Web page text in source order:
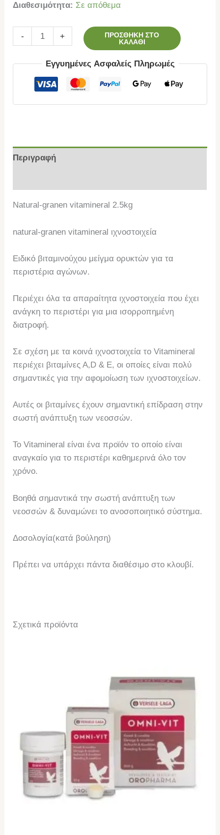
Διαθεσιμότητα: Σε απόθεμα
- +
ΠΡΟΣΘΉΚΗ ΣΤΟ
ΚΑΛΆΘΙ
Εγγυημένες Ασφαλείς Πληρωμές
Περιγραφή
Natural-granen vitamineral 2.5kg
natural-granen vitamineral ιχνοστοιχεία
Ειδικό βιταμινούχου μείγμα ορυκτών για τα
περιστέρια αγώνων.
Περιέχει όλα τα απαραίτητα ιχνοστοιχεία που έχει
ανάγκη το περιστέρι για μια ισορροπημένη
διατροφή.
Σε σχέση με τα κοινά ιχνοστοιχεία το Vitamineral
περιέχει βιταμίνες Α,D & Ε, οι οποίες είναι πολύ
σημαντικές για την αφομοίωση των ιχνοστοιχείων.
Αυτές οι βιταμίνες έχουν σημαντική επίδραση στην
σωστή ανάπτυξη των νεοσσών.
Το Vitamineral είναι ένα προϊόν το οποίο είναι
αναγκαίο για το περιστέρι καθημερινά όλο τον
χρόνο.
Βοηθά σημαντικά την σωστή ανάπτυξη των
νεοσσών & δυναμώνει το ανοσοποιητικό σύστημα.
Δοσολογία(κατά βούληση)
Πρέπει να υπάρχει πάντα διαθέσιμο στο κλουβί.
Σχετικά προϊόντα